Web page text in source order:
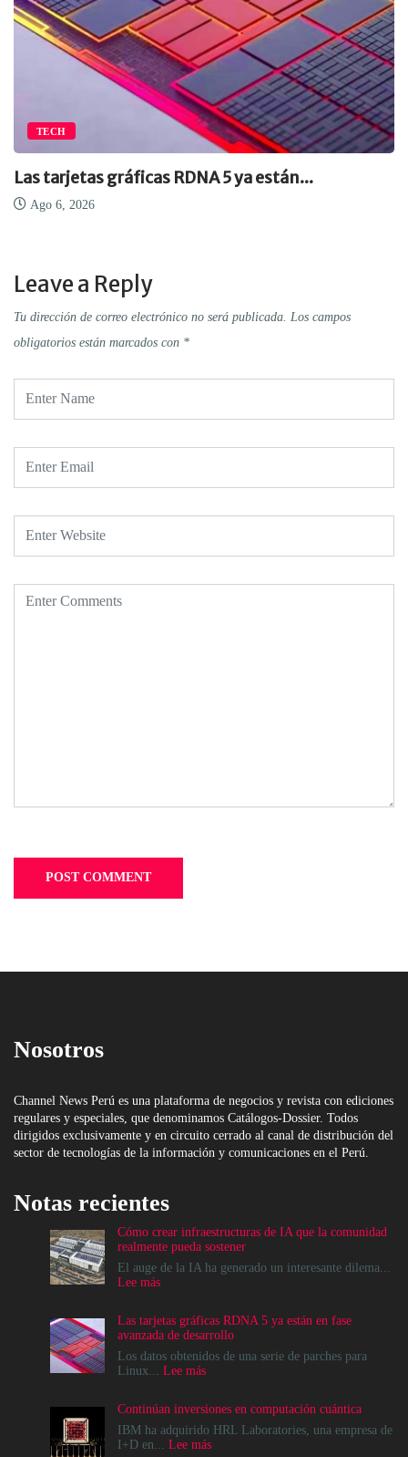
TECH
Las tarjetas gráficas RDNA 5 ya están...
Ago 6, 2026
Leave a Reply
Tu dirección de correo electrónico no será publicada. Los campos
obligatorios están marcados con *
Nosotros
Channel News Perú es una plataforma de negocios y revista con ediciones
regulares y especiales, que denominamos Catálogos-Dossier. Todos
dirigidos exclusivamente y en circuito cerrado al canal de distribución del
sector de tecnologías de la información y comunicaciones en el Perú.
Notas recientes
Cómo crear infraestructuras de IA que la comunidad
realmente pueda sostener
El auge de la IA ha generado un interesante dilema...
Lee más:
infraestructuras
de
IA
que
realmente
pueda
sostener
Las tarjetas gráficas RDNA 5 ya están en fase
avanzada de desarrollo
Los datos obtenidos de una serie de parches para
Linux... Lee más:
gráficas
RDNA
5
Continúan inversiones en computación cuántica
IBM ha adquirido HRL Laboratories, una empresa de
I+D en... Lee más: